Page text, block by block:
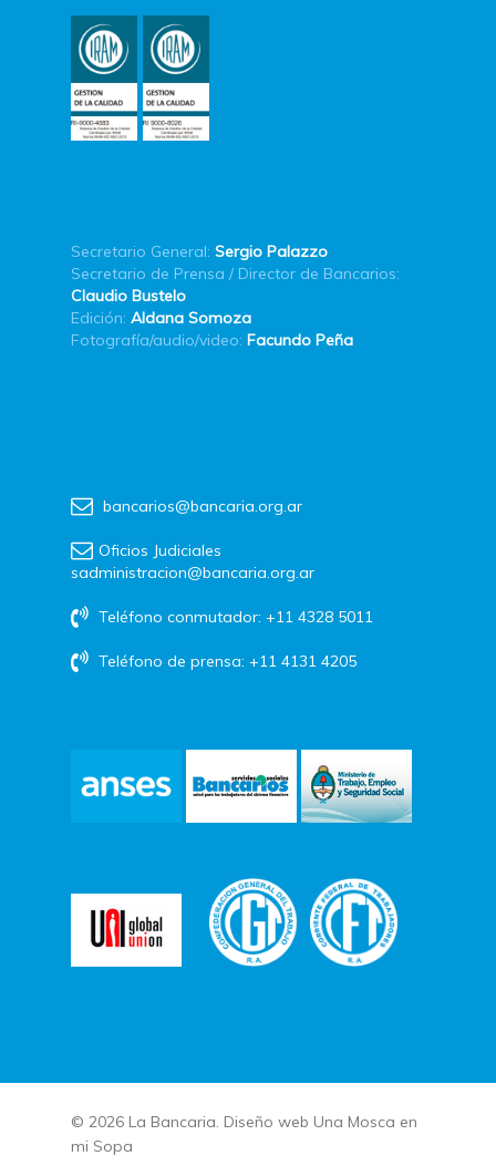
Secretario General: Sergio Palazzo
Secretario de Prensa / Director de Bancarios:
Claudio Bustelo
Edición: Aldana Somoza
Fotografía/audio/video: Facundo Peña
bancarios@bancaria.org.ar
Oficios Judiciales
sadministracion@bancaria.org.ar
Teléfono conmutador: +11 4328 5011
Teléfono de prensa: +11 4131 4205
© 2026 La Bancaria. Diseño web Una Mosca en
mi Sopa